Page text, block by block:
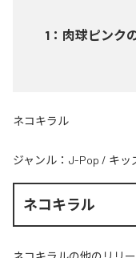
1 ： 肉球ピンク
ネコキラル
ジャンル： J-Pop / キッ
ネコキラル